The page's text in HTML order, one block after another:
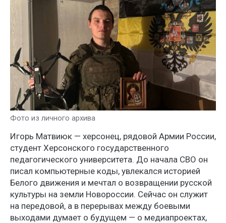
Фото из личного архива
Игорь Матвиюк — херсонец, рядовой Армии России,
студент Херсонского государственного
педагогического университета. До начала СВО он
писал компьютерные коды, увлекался историей
Белого движения и мечтал о возвращении русской
культуры на земли Новороссии. Сейчас он служит
на передовой, а в перерывах между боевыми
выходами думает о будущем — о медиапроектах,